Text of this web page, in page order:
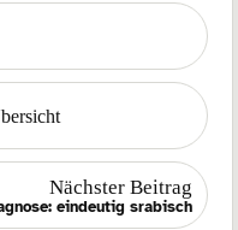
Nächster Beitrag
eindeutig srabisch